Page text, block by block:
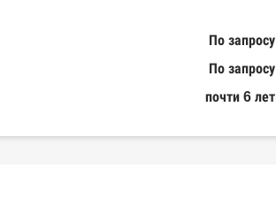
По запросу
По запросу
почти 6 лет